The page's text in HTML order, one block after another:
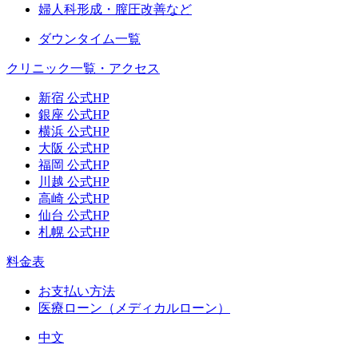
婦人科形成・膣圧改善など
ダウンタイム一覧
クリニック一覧・アクセス
新宿 公式HP
銀座 公式HP
横浜 公式HP
大阪 公式HP
福岡 公式HP
川越 公式HP
高崎 公式HP
仙台 公式HP
札幌 公式HP
料金表
お支払い方法
医療ローン（メディカルローン）
中文